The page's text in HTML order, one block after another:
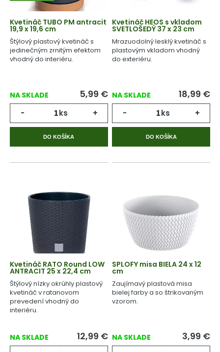
Kvetináč TUBO PM antracit
19,9 x 19,6 cm
Štýlový plastový kvetináč s
jedinečným zrnitým efektom
vhodný do interiéru.
NA SKLADE 5,99 €
- ks +
DO KOŠÍKA
Kvetináč HEOS s vkladom
SVETLOŠEDÝ 37 x 23 cm
Mrazuodolný lesklý kvetináč s
plastovým vkladom vhodný
do exteriéru.
NA SKLADE 18,99 €
- ks +
DO KOŠÍKA
Kvetináč RATO Round LOW
ANTRACIT 25 x 22,4 cm
Štýlový nízky okrúhly plastový
kvetináč v ratanovom
prevedení vhodný do
interiéru.
NA SKLADE 12,99 €
SPLOFY misa BIELA 24 x 12
cm
Zaujímavý plastová misa
bielej farby a so štrikovaným
vzorom.
NA SKLADE 3,99 €